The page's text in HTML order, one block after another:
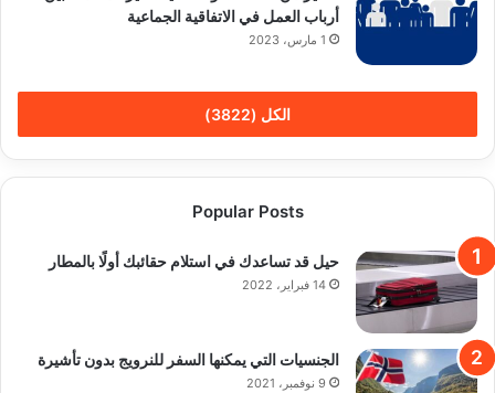
أرباب العمل في الاتفاقية الجماعية
1 مارس، 2023
الكل (3822)
Popular Posts
حيل قد تساعدك في استلام حقائبك أولًا بالمطار
14 فبراير، 2022
الجنسيات التي يمكنها السفر للنرويج بدون تأشيرة
9 نوفمبر، 2021